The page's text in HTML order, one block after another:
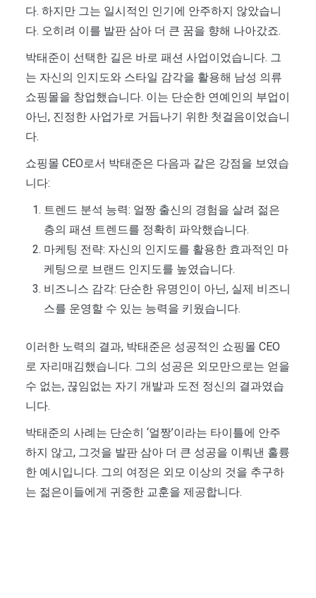
다. 하지만 그는 일시적인 인기에 안주하지 않았습니
다. 오히려 이를 발판 삼아 더 큰 꿈을 향해 나아갔죠.
박태준이 선택한 길은 바로 패션 사업이었습니다. 그
는 자신의 인지도와 스타일 감각을 활용해 남성 의류
쇼핑몰을 창업했습니다. 이는 단순한 연예인의 부업이
아닌, 진정한 사업가로 거듭나기 위한 첫걸음이었습니
다.
쇼핑몰 CEO로서 박태준은 다음과 같은 강점을 보였습
니다:
트렌드 분석 능력: 얼짱 출신의 경험을 살려 젊은
층의 패션 트렌드를 정확히 파악했습니다.
마케팅 전략: 자신의 인지도를 활용한 효과적인 마
케팅으로 브랜드 인지도를 높였습니다.
비즈니스 감각: 단순한 유명인이 아닌, 실제 비즈니
스를 운영할 수 있는 능력을 키웠습니다.
이러한 노력의 결과, 박태준은 성공적인 쇼핑몰 CEO
로 자리매김했습니다. 그의 성공은 외모만으로는 얻을
수 없는, 끊임없는 자기 개발과 도전 정신의 결과였습
니다.
박태준의 사례는 단순히 ‘얼짱’이라는 타이틀에 안주
하지 않고, 그것을 발판 삼아 더 큰 성공을 이뤄낸 훌륭
한 예시입니다. 그의 여정은 외모 이상의 것을 추구하
는 젊은이들에게 귀중한 교훈을 제공합니다.